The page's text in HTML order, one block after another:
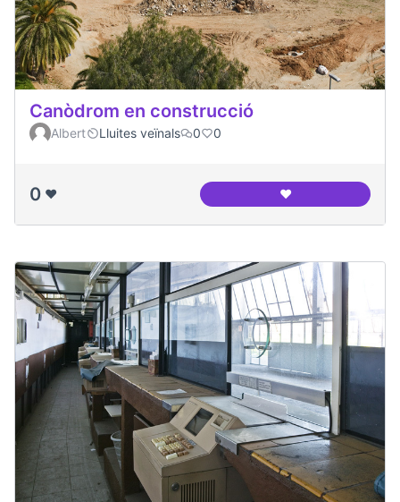
Canòdrom en construcció
Albert Lluites veïnals 0 0
0 ❤️ ❤️Canòdrom en